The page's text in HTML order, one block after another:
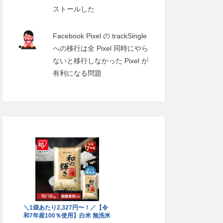
ストールした
Facebook Pixel の trackSingle
への移行は全 Pixel 同時にやら
ないと移行しなかった Pixel が
有利になる問題